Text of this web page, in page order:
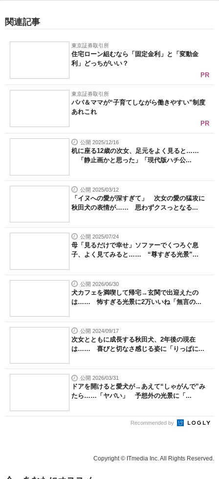
関連記事
東京証券取引所
住宅ローン組むなら「固定金利」と「変動金
利」どっちがいい？
PR
東京証券取引所
パパ＆ママが“子育てしながら働きやすい”制度
あれこれ
PR
公開 2025/12/16
机に座る12歳の次女、足元をよく見ると……
「静止画かと思った」「現代版ハチ公...
公開 2025/03/12
「イヌへの愛が深すぎて」 次女の愛の猛攻に
秋田犬の表情が…… 思わずクスっとなる...
公開 2025/07/24
母「見るだけで幸せ」ソファーでくつろぐ息
子、よく見てみると…… “尊すぎる光景”...
公開 2026/06/30
犬カフェを満喫して帰宅→玄関で出迎えたの
は…… 怖すぎる光景に2万いいね「無言の...
公開 2024/09/17
次女とともに成長する秋田犬、2年後の現在
は…… 喜びと切なさ感じる姿に「りっぱに...
公開 2026/03/31
ドアを開けると愛犬が→あえて“しゃがんで”み
たら……「ヤバい」 予想外の光景に「...
Recommended by
Copyright © ITmedia Inc. All Rights Reserved.